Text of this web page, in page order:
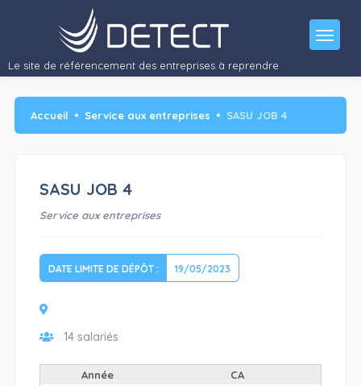
Le site de référencement des entreprises à reprendre
Accueil Service aux entreprises SASU JOB 4
SASU JOB 4
Service aux entreprises
DATE LIMITE DE DÉPÔT : 19/05/2023
14 salariés
Année
CA